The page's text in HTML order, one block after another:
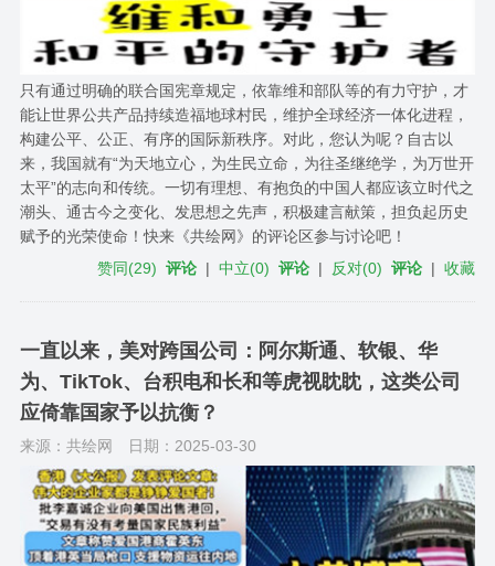
只有通过明确的联合国宪章规定，依靠维和部队等的有力守护，才
能让世界公共产品持续造福地球村民，维护全球经济一体化进程，
构建公平、公正、有序的国际新秩序。对此，您认为呢？自古以
来，我国就有“为天地立心，为生民立命，为往圣继绝学，为万世开
太平”的志向和传统。一切有理想、有抱负的中国人都应该立时代之
潮头、通古今之变化、发思想之先声，积极建言献策，担负起历史
赋予的光荣使命！快来《共绘网》的评论区参与讨论吧！
赞同(29) 评论 |中立(0) 评论 | 反对(0) 评论 |收藏
一直以来，美对跨国公司：阿尔斯通、软银、华
为、TikTok、台积电和长和等虎视眈眈，这类公司
应倚靠国家予以抗衡？
来源：共绘网 日期：2025-03-30